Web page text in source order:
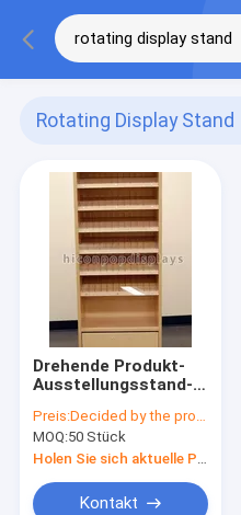
Rotating Display Stand
Drehende Produkt-
Ausstellungsstand-
Organisator-Anzeige
der Schönheits-360
Preis:Decided by the product specifications
MOQ:50 Stück
Kontakt